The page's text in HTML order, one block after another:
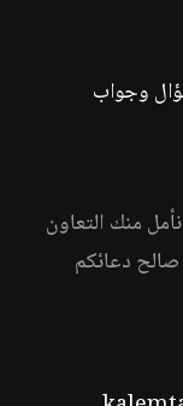
وجواب
منك التعاون
صالح دعائكم